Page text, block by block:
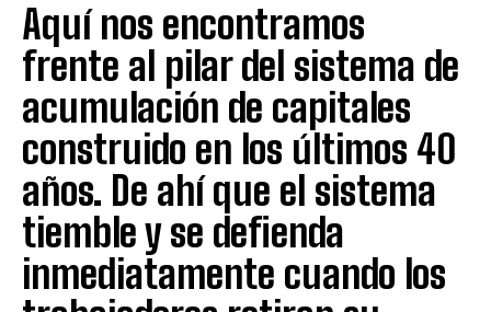
Aquí nos encontramos
frente al pilar del sistema de
acumulación de capitales
construido en los últimos 40
años. De ahí que el sistema
tiemble y se defienda
inmediatamente cuando los